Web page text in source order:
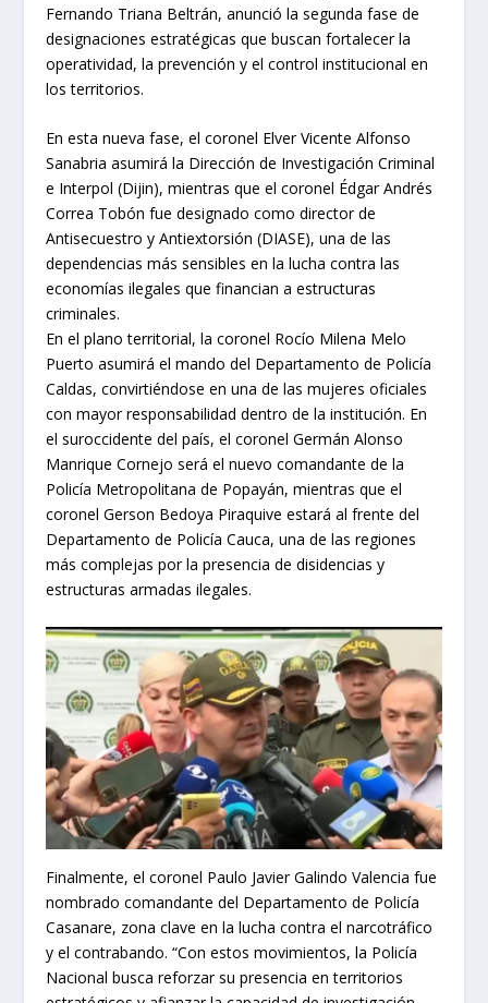
Fernando Triana Beltrán, anunció la segunda fase de
designaciones estratégicas que buscan fortalecer la
operatividad, la prevención y el control institucional en
los territorios.
En esta nueva fase, el coronel Elver Vicente Alfonso
Sanabria asumirá la Dirección de Investigación Criminal
e Interpol (Dijin), mientras que el coronel Édgar Andrés
Correa Tobón fue designado como director de
Antisecuestro y Antiextorsión (DIASE), una de las
dependencias más sensibles en la lucha contra las
economías ilegales que financian a estructuras
criminales.
En el plano territorial, la coronel Rocío Milena Melo
Puerto asumirá el mando del Departamento de Policía
Caldas, convirtiéndose en una de las mujeres oficiales
con mayor responsabilidad dentro de la institución. En
el suroccidente del país, el coronel Germán Alonso
Manrique Cornejo será el nuevo comandante de la
Policía Metropolitana de Popayán, mientras que el
coronel Gerson Bedoya Piraquive estará al frente del
Departamento de Policía Cauca, una de las regiones
más complejas por la presencia de disidencias y
estructuras armadas ilegales.
Finalmente, el coronel Paulo Javier Galindo Valencia fue
nombrado comandante del Departamento de Policía
Casanare, zona clave en la lucha contra el narcotráfico
y el contrabando. “Con estos movimientos, la Policía
Nacional busca reforzar su presencia en territorios